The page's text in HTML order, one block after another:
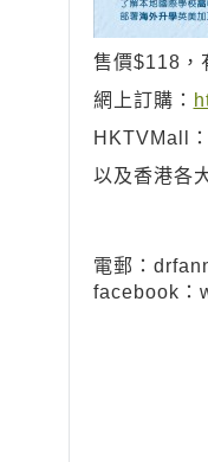
售價$118，
網上訂購：
HKTVMall：
以及香港各
電郵：
facebook：